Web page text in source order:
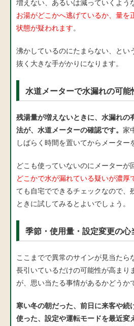
増えない、あるいは減っていくよう
お湯がどこかへ逃げているか、量を
状態が疑われます。
沸かしているのにたまらない、とい
抜く大きな手がかりになります。
水道メーターで水漏れの可能
残湯量が増えないときに、水漏れの
法が、水道メーターの確認です。 家
しばらく時間を置いてからメーター
どこも使っていないのにメーターが
どこかで水が漏れている疑いが濃厚
ても自宅でできるチェックなので、
ときに試してみるとよいでしょう。
季節・使用量・設定変更の心
ここまでで異常のサインが見当たら
長引いているだけの可能性が高まり
が、思い当たる事情があるかどうか
寒い冬の朝だった、前日に来客や続
使った、設定や運転モードを最近変